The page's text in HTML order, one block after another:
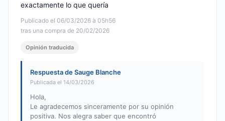
Publicado el 06/03/2026 à 05h56
tras una compra de 20/02/2026
exactamente lo que quería
Opinión traducida
Respuesta de Sauge Blanche
Publicada el 14/03/2026
Hola,
Le agradecemos sinceramente por su opinión
positiva. Nos alegra saber que encontró